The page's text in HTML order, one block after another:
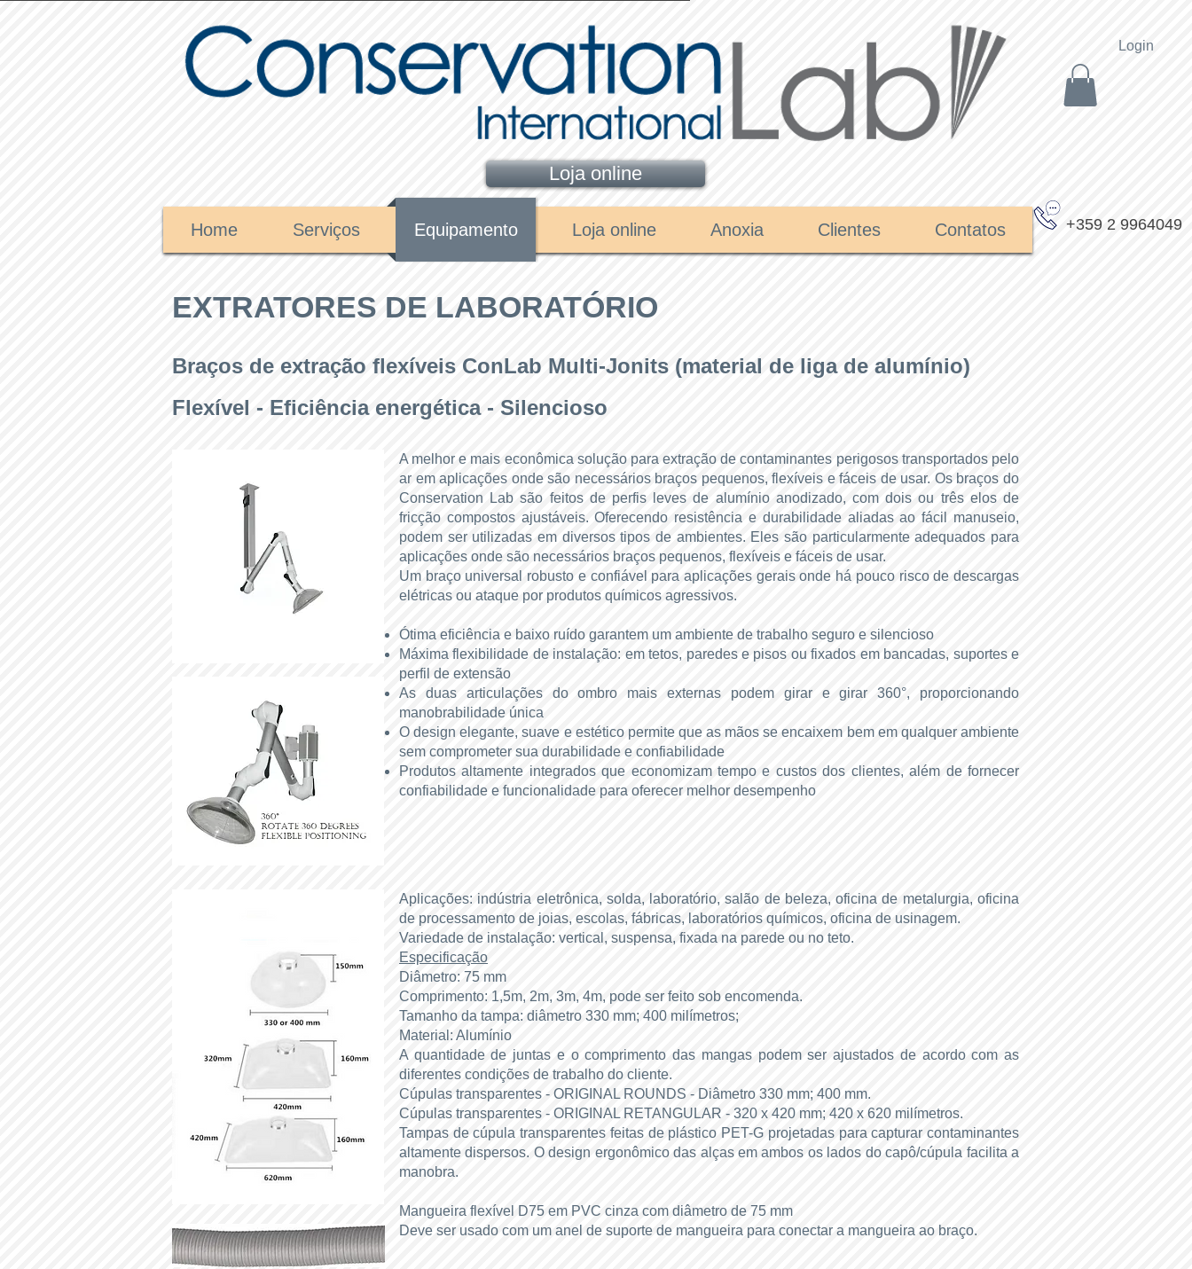
Loja online
Login
Home Serviços Equipamento Loja online Anoxia Clientes Contatos +359 2 9964049
EXTRATORES DE LABORATÓRIO
Braços de extração flexíveis ConLab Multi-Jonits (material de liga de alumínio)
Flexível - Eficiência energética - Silencioso
A melhor e mais econômica solução para extração de contaminantes perigosos transportados pelo
ar em aplicações onde são necessários braços pequenos, flexíveis e fáceis de usar. Os braços do
Conservation Lab são feitos de perfis leves de alumínio anodizado, com dois ou três elos de
fricção compostos ajustáveis. Oferecendo resistência e durabilidade aliadas ao fácil manuseio,
podem ser utilizadas em diversos tipos de ambientes. Eles são particularmente adequados para
aplicações onde são necessários braços pequenos, flexíveis e fáceis de usar.
Um braço universal robusto e confiável para aplicações gerais onde há pouco risco de descargas
elétricas ou ataque por produtos químicos agressivos.
Ótima eficiência e baixo ruído garantem um ambiente de trabalho seguro e silencioso
Máxima flexibilidade de instalação: em tetos, paredes e pisos ou fixados em bancadas, suportes e
perfil de extensão
As duas articulações do ombro mais externas podem girar e girar 360°, proporcionando
manobrabilidade única
O design elegante, suave e estético permite que as mãos se encaixem bem em qualquer ambiente
sem comprometer sua durabilidade e confiabilidade
Produtos altamente integrados que economizam tempo e custos dos clientes, além de fornecer
confiabilidade e funcionalidade para oferecer melhor desempenho
Aplicações: indústria eletrônica, solda, laboratório, salão de beleza, oficina de metalurgia, oficina
de processamento de joias, escolas, fábricas, laboratórios químicos, oficina de usinagem.
Variedade de instalação: vertical, suspensa, fixada na parede ou no teto.
Especificação
Diâmetro: 75 mm
Comprimento: 1,5m, 2m, 3m, 4m, pode ser feito sob encomenda.
Tamanho da tampa: diâmetro 330 mm; 400 milímetros;
Material: Alumínio
A quantidade de juntas e o comprimento das mangas podem ser ajustados de acordo com as
diferentes condições de trabalho do cliente.
Cúpulas transparentes - ORIGINAL ROUNDS - Diâmetro 330 mm; 400 mm.
Cúpulas transparentes - ORIGINAL RETANGULAR - 320 x 420 mm; 420 x 620 milímetros.
Tampas de cúpula transparentes feitas de plástico PET-G projetadas para capturar contaminantes
altamente dispersos. O design ergonômico das alças em ambos os lados do capô/cúpula facilita a
manobra.
Mangueira flexível D75 em PVC cinza com diâmetro de 75 mm
Deve ser usado com um anel de suporte de mangueira para conectar a mangueira ao braço.